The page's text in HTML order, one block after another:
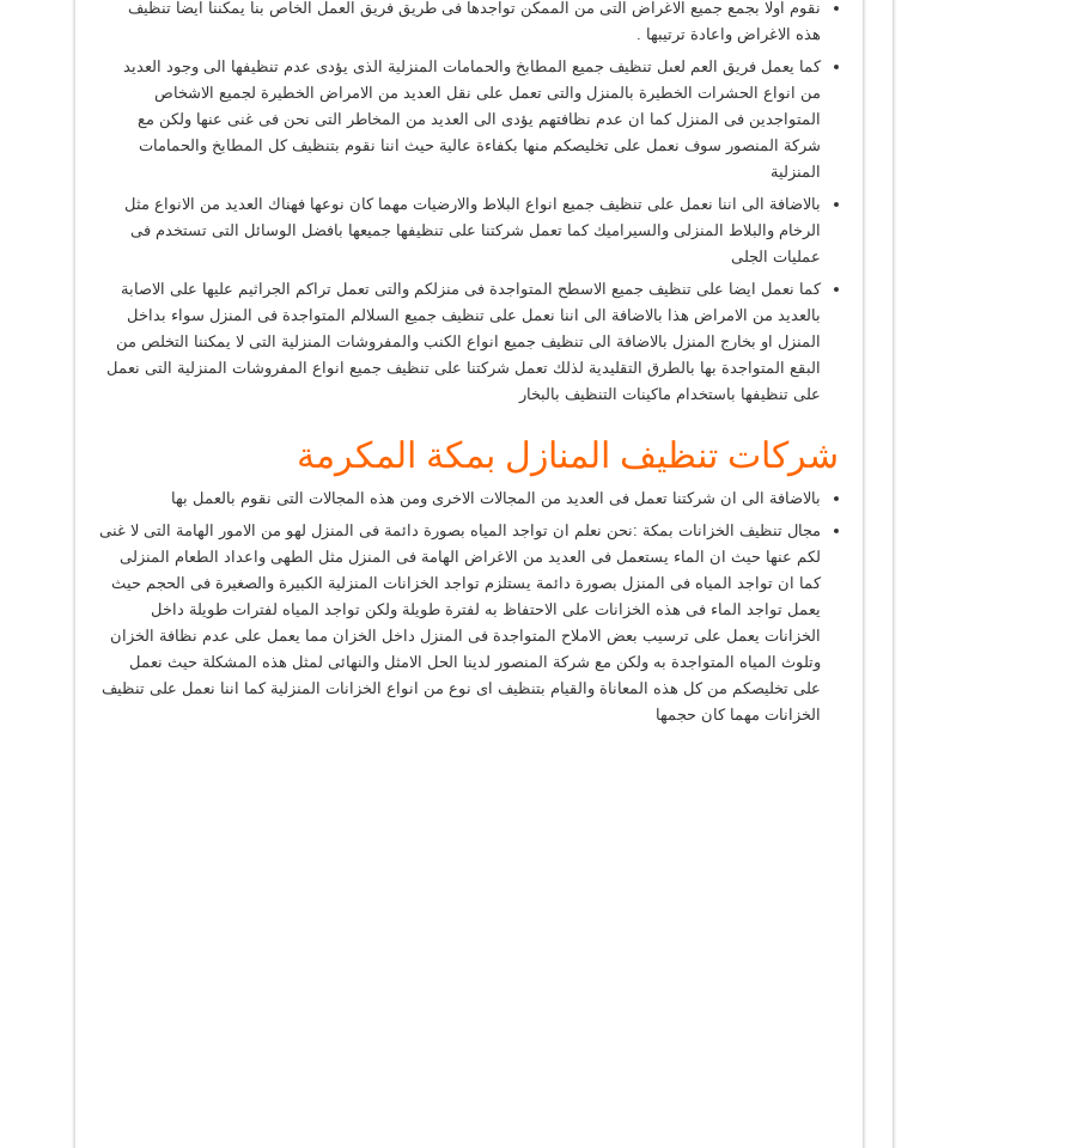
نقوم اولا بجمع جميع الاغراض التى من الممكن تواجدها فى طريق فريق العمل الخاص بنا يمكننا ايضا تنظيف
هذه الاغراض واعادة ترتيبها .
كما يعمل فريق العم لعىل تنظيف جميع المطابخ والحمامات المنزلية الذى يؤدى عدم تنظيفها الى وجود العديد
من انواع الحشرات الخطيرة بالمنزل والتى تعمل على نقل العديد من الامراض الخطيرة لجميع الاشخاص
المتواجدين فى المنزل كما ان عدم نظافتهم يؤدى الى العديد من المخاطر التى نحن فى غنى عنها ولكن مع
شركة المنصور سوف نعمل على تخليصكم منها بكفاءة عالية حيث اننا نقوم بتنظيف كل المطابخ والحمامات
المنزلية
بالاضافة الى اننا نعمل على تنظيف جميع انواع البلاط والارضيات مهما كان نوعها فهناك العديد من الانواع مثل
الرخام والبلاط المنزلى والسيراميك كما تعمل شركتنا على تنظيفها جميعها بافضل الوسائل التى تستخدم فى
عمليات الجلى
كما نعمل ايضا على تنظيف جميع الاسطح المتواجدة فى منزلكم والتى تعمل تراكم الجراثيم عليها على الاصابة
بالعديد من الامراض هذا بالاضافة الى اننا نعمل على تنظيف جميع السلالم المتواجدة فى المنزل سواء بداخل
المنزل او بخارج المنزل بالاضافة الى تنظيف جميع انواع الكنب والمفروشات المنزلية التى لا يمكننا التخلص من
البقع المتواجدة بها بالطرق التقليدية لذلك تعمل شركتنا على تنظيف جميع انواع المفروشات المنزلية التى نعمل
على تنظيفها باستخدام ماكينات التنظيف بالبخار
شركات تنظيف المنازل بمكة المكرمة
بالاضافة الى ان شركتنا تعمل فى العديد من المجالات الاخرى ومن هذه المجالات التى نقوم بالعمل بها
مجال تنظيف الخزانات بمكة :نحن نعلم ان تواجد المياه بصورة دائمة فى المنزل لهو من الامور الهامة التى لا غنى
لكم عنها حيث ان الماء يستعمل فى العديد من الاغراض الهامة فى المنزل مثل الطهى واعداد الطعام المنزلى
كما ان تواجد المياه فى المنزل بصورة دائمة يستلزم تواجد الخزانات المنزلية الكبيرة والصغيرة فى الحجم حيث
يعمل تواجد الماء فى هذه الخزانات على الاحتفاظ به لفترة طويلة ولكن تواجد المياه لفترات طويلة داخل
الخزانات يعمل على ترسيب بعض الاملاح المتواجدة فى المنزل داخل الخزان مما يعمل على عدم نظافة الخزان
وتلوث المياه المتواجدة به ولكن مع شركة المنصور لدينا الحل الامثل والنهائى لمثل هذه المشكلة حيث نعمل
على تخليصكم من كل هذه المعاناة والقيام بتنظيف اى نوع من انواع الخزانات المنزلية كما اننا نعمل على تنظيف
الخزانات مهما كان حجمها